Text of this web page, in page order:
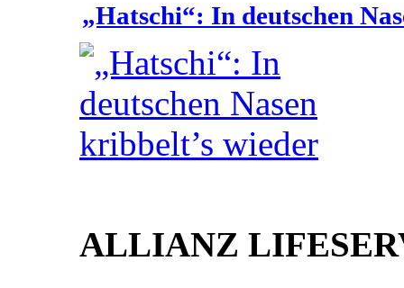
„Hatschi“: In deutschen
ALLIANZ